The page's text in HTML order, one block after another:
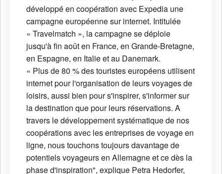
développé en coopération avec Expedia une
campagne européenne sur internet. Intitulée
« Travelmatch », la campagne se déploie
jusqu'à fin août en France, en Grande-Bretagne,
en Espagne, en Italie et au Danemark.
« Plus de 80 % des touristes européens utilisent
internet pour l'organisation de leurs voyages de
loisirs, aussi bien pour s'inspirer, s'informer sur
la destination que pour leurs réservations. A
travers le développement systématique de nos
coopérations avec les entreprises de voyage en
ligne, nous touchons toujours davantage de
potentiels voyageurs en Allemagne et ce dès la
phase d'inspiration", explique Petra Hedorfer,